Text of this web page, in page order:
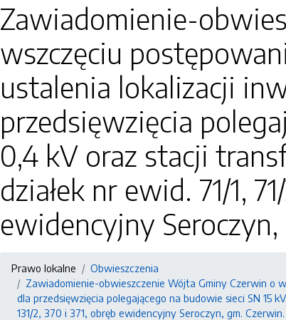
Zawiadomienie-
wszczęciu
ustalenia lokalizacji
przedsięwzięcia
0,4 kV oraz stacji
działek nr ewid. 71/1,
ewidencyjny
Prawo lokalne
Obwieszczenia
Zawiadomienie-obwieszczenie Wójta Gminy Czerwin o
dla przedsięwzięcia polegającego na budowie sieci SN 15
131/2, 370 i 371, obręb ewidencyjny Seroczyn, gm. Czerwin.